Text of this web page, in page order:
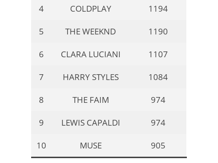
4 COLDPLAY 1194
5 THE WEEKND 1190
6 CLARA LUCIANI 1107
7 HARRY STYLES 1084
8 THE FAIM 974
9 LEWIS CAPALDI 974
10 MUSE 905